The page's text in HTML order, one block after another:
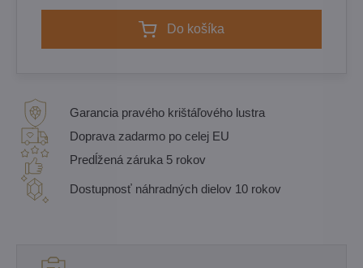
Do košíka
Garancia pravého krištáľového lustra
Doprava zadarmo po celej EU
Predĺžená záruka 5 rokov
Dostupnosť náhradných dielov 10 rokov